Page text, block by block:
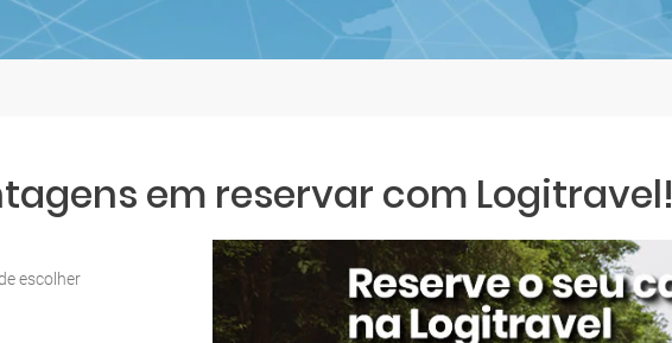
em reservar com Logitravel!
escolher